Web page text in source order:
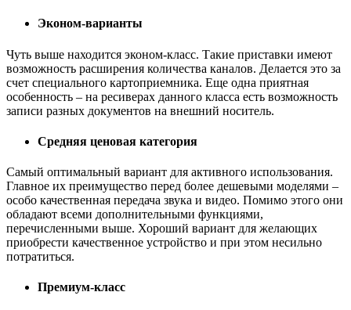
Эконом-варианты
Чуть выше находится эконом-класс. Такие приставки имеют
возможность расширения количества каналов. Делается это за
счет специального картоприемника. Еще одна приятная
особенность – на ресиверах данного класса есть возможность
записи разных документов на внешний носитель.
Средняя ценовая категория
Самый оптимальный вариант для активного использования.
Главное их преимущество перед более дешевыми моделями –
особо качественная передача звука и видео. Помимо этого они
обладают всеми дополнительными функциями,
перечисленными выше. Хороший вариант для желающих
приобрести качественное устройство и при этом несильно
потратиться.
Премиум-класс